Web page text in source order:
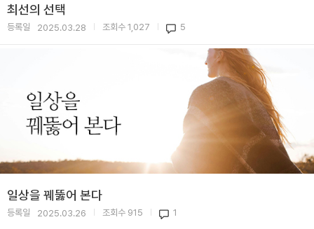
최선의 선택
등록일 2025.03.28 조회수 1,027 5
일상을 꿰뚫어 본다
등록일 2025.03.26 조회수 915 1